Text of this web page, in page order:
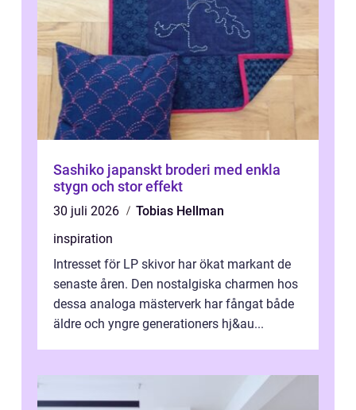
Sashiko japanskt broderi med enkla
stygn och stor effekt
30 juli 2026
Tobias Hellman
inspiration
Intresset för LP skivor har ökat markant de
senaste åren. Den nostalgiska charmen hos
dessa analoga mästerverk har fångat både
äldre och yngre generationers hj&au...